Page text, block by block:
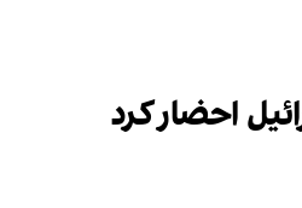
احضار کرد